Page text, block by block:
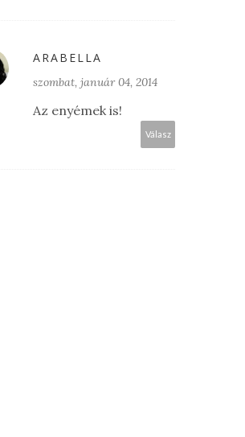
ARABELLA
szombat, január 04, 2014
Az enyémek is!
Válasz